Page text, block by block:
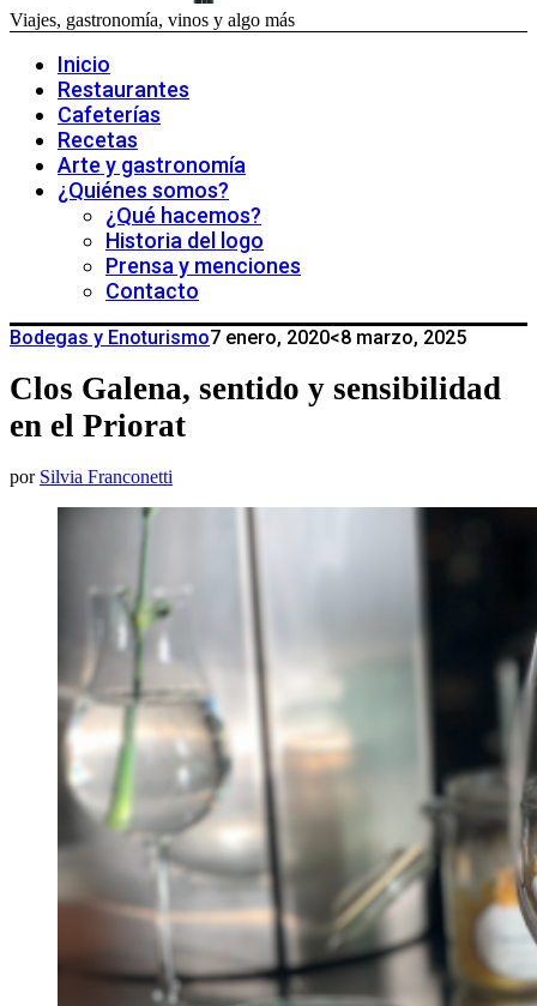
Viajes, gastronomía, vinos y algo más
Inicio
Restaurantes
Cafeterías
Recetas
Arte y gastronomía
¿Quiénes somos?
¿Qué hacemos?
Historia del logo
Prensa y menciones
Contacto
Bodegas y Enoturismo7 enero, 2020<8 marzo, 2025
Clos Galena, sentido y sensibilidad
en el Priorat
por Silvia Franconetti